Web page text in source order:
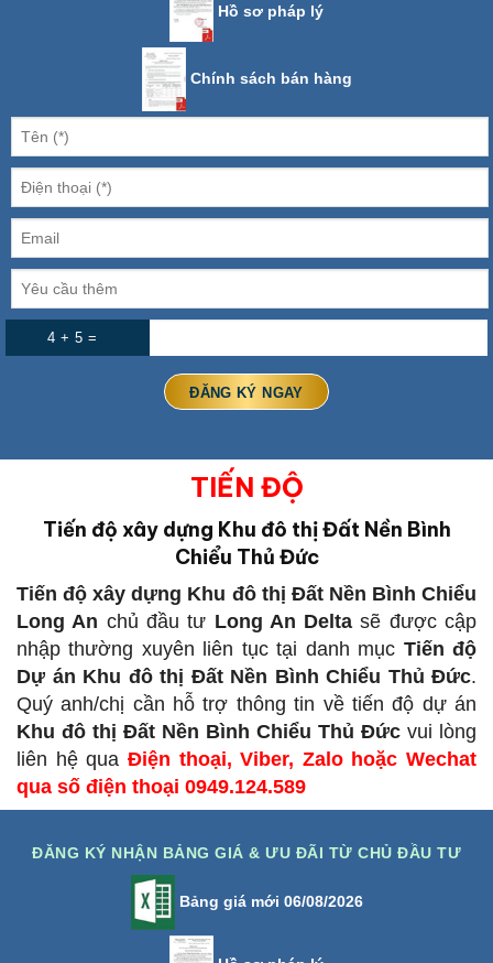
Hồ sơ pháp lý
Chính sách bán hàng
4 + 5 =
TIẾN ĐỘ
Tiến độ xây dựng Khu đô thị Đất Nền Bình
Chiểu Thủ Đức
Tiến độ xây dựng Khu đô thị Đất Nền Bình Chiểu
Long An chủ đầu tư Long An Delta sẽ được cập
nhập thường xuyên liên tục tại danh mục Tiến độ
Dự án Khu đô thị Đất Nền Bình Chiểu Thủ Đức.
Quý anh/chị cần hỗ trợ thông tin về tiến độ dự án
Khu đô thị Đất Nền Bình Chiểu Thủ Đức vui lòng
liên hệ qua Điện thoại, Viber, Zalo hoặc Wechat
qua số điện thoại 0949.124.589
ĐĂNG KÝ NHẬN BẢNG GIÁ & ƯU ĐÃI TỪ CHỦ ĐẦU TƯ
Bảng giá mới 06/08/2026